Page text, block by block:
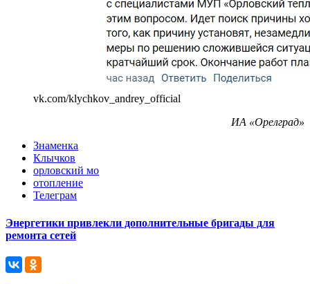
vk.com/klychkov_andrey_official
ИА «Орелград»
Знаменка
Клычков
орловский мо
отопление
Телеграм
Энергетики привлекли дополнительные бригады для
ремонта сетей